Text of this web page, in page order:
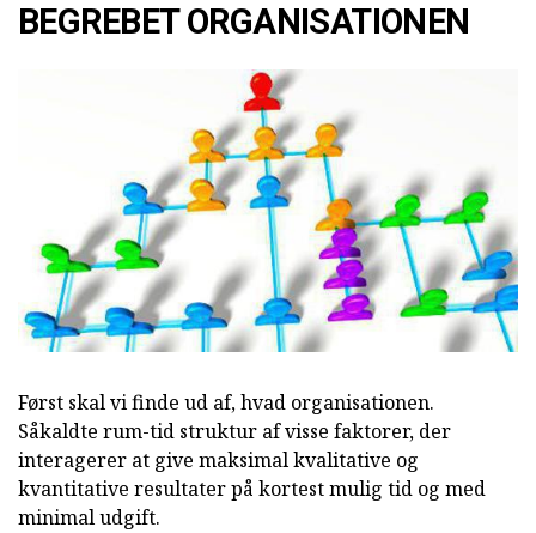
BEGREBET ORGANISATIONEN
Først skal vi finde ud af, hvad organisationen.
Såkaldte rum-tid struktur af visse faktorer, der
interagerer at give maksimal kvalitative og
kvantitative resultater på kortest mulig tid og med
minimal udgift.